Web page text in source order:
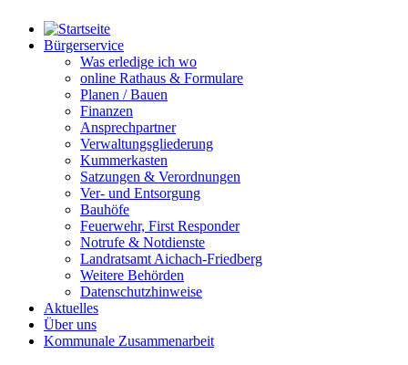
Bürgerservice
Was erledige ich wo
online Rathaus & Formulare
Planen / Bauen
Finanzen
Ansprechpartner
Verwaltungsgliederung
Kummerkasten
Satzungen & Verordnungen
Ver- und Entsorgung
Bauhöfe
Feuerwehr, First Responder
Notrufe & Notdienste
Landratsamt Aichach-Friedberg
Weitere Behörden
Datenschutzhinweise
Aktuelles
Über uns
Kommunale Zusammenarbeit